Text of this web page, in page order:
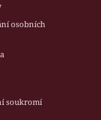
osobních
soukromí